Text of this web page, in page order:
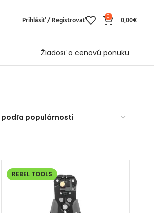
Prihlásiť / Registrovať 0 0,00€
Žiadosť o cenovú ponuku
REBEL TOOLS